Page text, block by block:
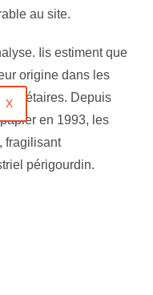
Contact
X
au site.
Ils estiment que
origine dans les
Depuis
en 1993, les
fragilisant
périgourdin.